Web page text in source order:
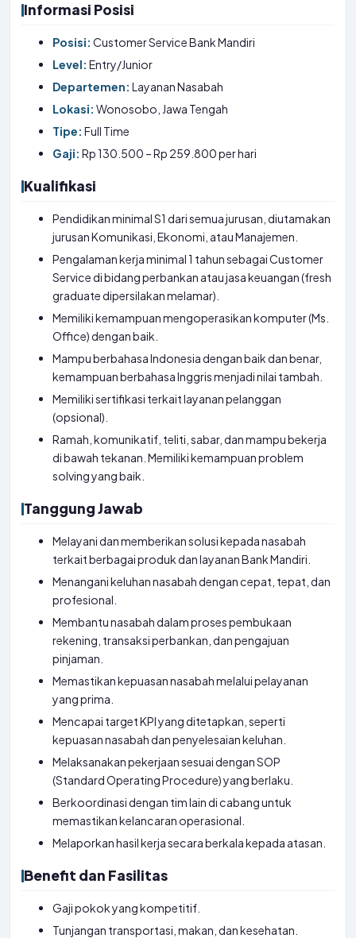
Informasi Posisi
Posisi: Customer Service Bank Mandiri
Level: Entry/Junior
Departemen: Layanan Nasabah
Lokasi: Wonosobo, Jawa Tengah
Tipe: Full Time
Gaji: Rp 130.500 – Rp 259.800 per hari
Kualifikasi
Pendidikan minimal S1 dari semua jurusan, diutamakan
jurusan Komunikasi, Ekonomi, atau Manajemen.
Pengalaman kerja minimal 1 tahun sebagai Customer
Service di bidang perbankan atau jasa keuangan (fresh
graduate dipersilakan melamar).
Memiliki kemampuan mengoperasikan komputer (Ms.
Office) dengan baik.
Mampu berbahasa Indonesia dengan baik dan benar,
kemampuan berbahasa Inggris menjadi nilai tambah.
Memiliki sertifikasi terkait layanan pelanggan
(opsional).
Ramah, komunikatif, teliti, sabar, dan mampu bekerja
di bawah tekanan. Memiliki kemampuan problem
solving yang baik.
Tanggung Jawab
Melayani dan memberikan solusi kepada nasabah
terkait berbagai produk dan layanan Bank Mandiri.
Menangani keluhan nasabah dengan cepat, tepat, dan
profesional.
Membantu nasabah dalam proses pembukaan
rekening, transaksi perbankan, dan pengajuan
pinjaman.
Memastikan kepuasan nasabah melalui pelayanan
yang prima.
Mencapai target KPI yang ditetapkan, seperti
kepuasan nasabah dan penyelesaian keluhan.
Melaksanakan pekerjaan sesuai dengan SOP
(Standard Operating Procedure) yang berlaku.
Berkoordinasi dengan tim lain di cabang untuk
memastikan kelancaran operasional.
Melaporkan hasil kerja secara berkala kepada atasan.
Benefit dan Fasilitas
Gaji pokok yang kompetitif.
Tunjangan transportasi, makan, dan kesehatan.